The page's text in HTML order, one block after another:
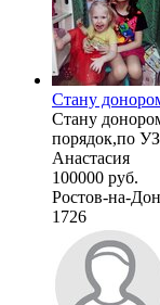
Стану
Стану
порядок,по
Анастасия
100000 руб.
Ростов-на-
1726